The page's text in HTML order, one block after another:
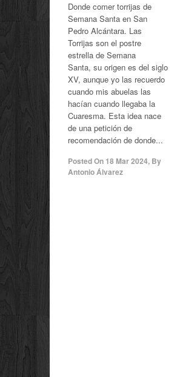
Donde comer torrijas de
Semana Santa en San
Pedro Alcántara. Las
Torrijas son el postre
estrella de Semana
Santa, su origen es del siglo
XV, aunque yo las recuerdo
cuando mis abuelas las
hacían cuando llegaba la
Cuaresma. Esta idea nace
de una petición de
recomendación de donde...
Posted On 18 Mar 2024, By
Antonio Álvarez